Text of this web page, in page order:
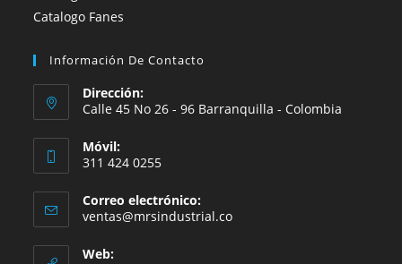
Catalogo Fanes
Información De Contacto
Dirección:
Calle 45 No 26 - 96 Barranquilla - Colombia
Móvil:
311 424 0255
Correo electrónico:
ventas@mrsindustrial.coSe
Web: